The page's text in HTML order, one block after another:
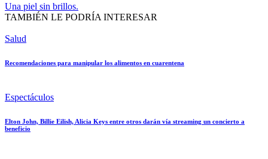
Una piel sin brillos.
TAMBIÉN LE PODRÍA INTERESAR
Publicada
Salud
Recomendaciones para manipular los alimentos en cuarentena
Publicada
Espectáculos
Elton John, Billie Eilish, Alicia Keys entre otros darán vía streaming un concierto a
beneficio